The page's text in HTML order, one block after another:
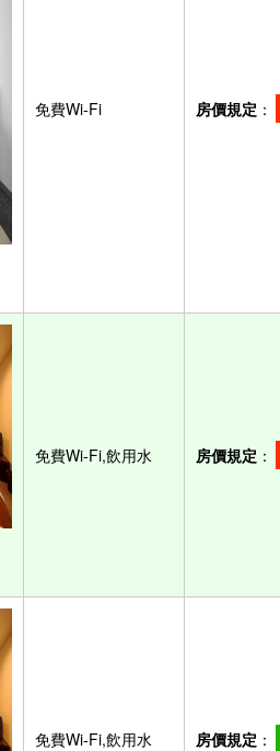
免費Wi-Fi 房價規定 ：
免費Wi-Fi,飲用水 房價規定 ：
免費Wi-Fi,飲用水 房價規定 ：